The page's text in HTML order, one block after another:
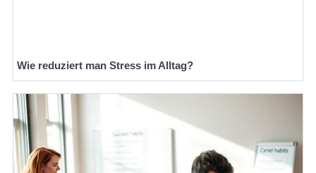
Wie reduziert man Stress im Alltag?